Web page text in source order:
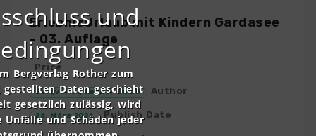
ErlebnisUrlaub mit Kindern Gardasee
– 03. Auflage
Price
Bergverlag Rother GmbH Author
26. März 2024 Publish Date
und
Bergverlag Rother zum
Daten geschieht
gesetzlich zulässig, wird
und Schäden jeder